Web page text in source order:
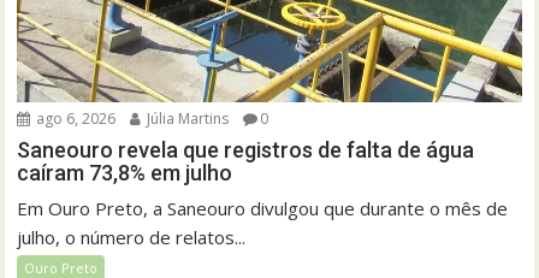
ago 6, 2026 Júlia Martins 0
Saneouro revela que registros de falta de água
caíram 73,8% em julho
Em Ouro Preto, a Saneouro divulgou que durante o mês de
julho, o número de relatos...
Ouro Preto